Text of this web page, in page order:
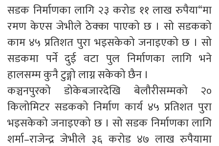
सडक निर्माणका लागि २३ करोड ११ लाख रुपैया“मा
रमण केएस जेभीले ठेक्का पाएको छ । सो सडकको
काम ४५ प्रतिशत पुरा भइसकेको जनाइएको छ । सो
सडकमा पर्ने दुई वटा पुल निर्माणका लागि भने
हालसम्म कुनै टुङ्गो लाग्न सकेको छैन ।
कञ्चनपुरको डोकेबजारदेखि बेलौरीसम्मको २०
किलोमिटर सडकको निर्माण कार्य ४५ प्रतिशत पुरा
भइसकेको जनाइएको छ । सो सडक निर्माणका लागि
शर्मा–राजेन्द्र जेभीले ३६ करोड ४७ लाख रुपैयामा